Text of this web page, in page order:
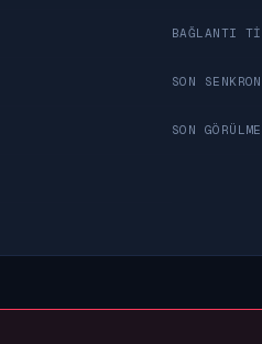
BAĞLANTI
SON SENKRON
SON GÖRÜLME